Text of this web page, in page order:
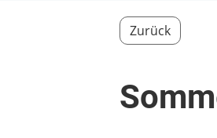
Zurück